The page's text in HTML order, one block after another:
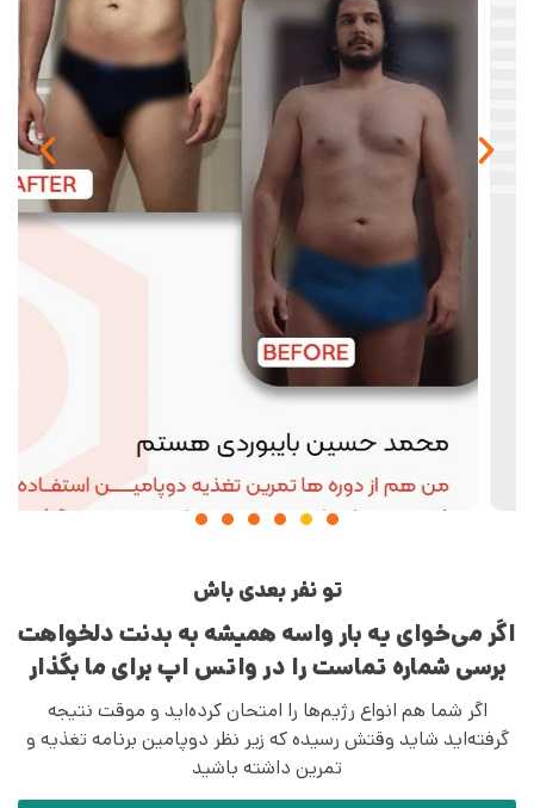
تو نفر بعدی باش
اگر می‌خوای یه بار واسه همیشه به بدنت دلخواهت
برسی شماره تماست را در واتس اپ برای ما بگذار
اگر شما هم انواع رژیم‌ها را امتحان کرده‌اید و موقت نتیجه
گرفته‌اید شاید وقتش رسیده که زیر نظر دوپامین برنامه تغذیه و
تمرین داشته باشید